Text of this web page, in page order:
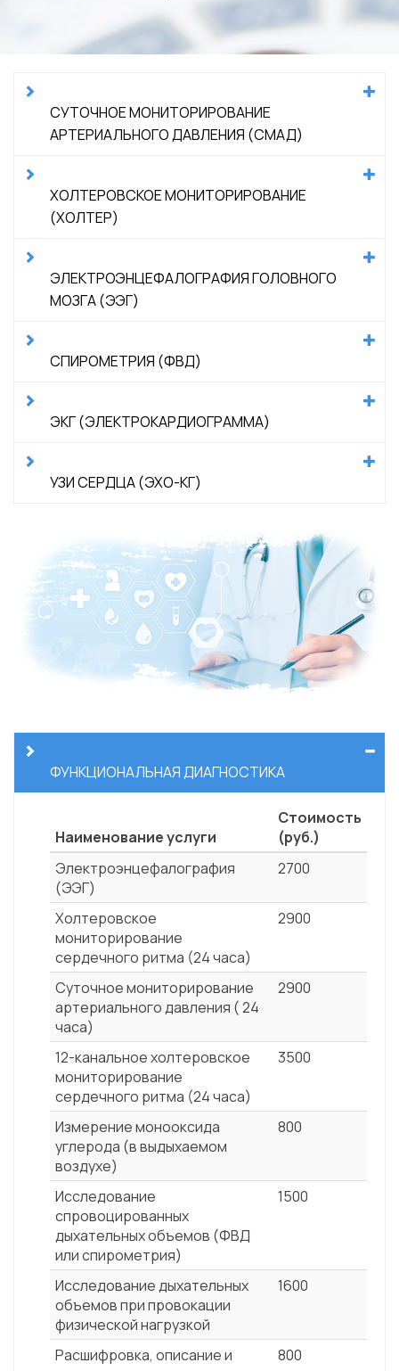
СУТОЧНОЕ МОНИТОРИРОВАНИЕ
АРТЕРИАЛЬНОГО ДАВЛЕНИЯ (СМАД)
ХОЛТЕРОВСКОЕ МОНИТОРИРОВАНИЕ
(ХОЛТЕР)
ЭЛЕКТРОЭНЦЕФАЛОГРАФИЯ ГОЛОВНОГО
МОЗГА (ЭЭГ)
СПИРОМЕТРИЯ (ФВД)
ЭКГ (ЭЛЕКТРОКАРДИОГРАММА)
УЗИ СЕРДЦА (ЭХО-КГ)
ФУНКЦИОНАЛЬНАЯ ДИАГНОСТИКА
Наименование услуги
Стоимость
(руб.)
Электроэнцефалография
(ЭЭГ)
2700
Холтеровское
мониторирование
сердечного ритма (24 часа)
2900
Суточное мониторирование
артериального давления ( 24
часа)
2900
12-канальное холтеровское
мониторирование
сердечного ритма (24 часа)
3500
Измерение монооксида
углерода (в выдыхаемом
воздухе)
800
Исследование
спровоцированных
дыхательных объемов (ФВД
или спирометрия)
1500
Исследование дыхательных
объемов при провокации
физической нагрузкой
1600
Расшифровка, описание и
800